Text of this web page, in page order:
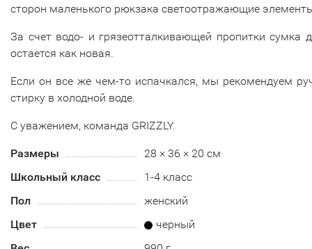
сторон маленького рюкзака светоотражающие
За счет водо- и грязеотталкивающей пропитки сумка
остается как новая.
Если он все же чем-то испачкался, мы рекомендуем
стирку в холодной воде.
С уважением, команда GRIZZLY.
Размеры
28 × 36 × 20 см
Школьный класс
1-4 класс
Пол
женский
Цвет
черный